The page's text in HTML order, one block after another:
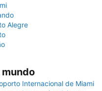
Alegre
Internacional de Miami